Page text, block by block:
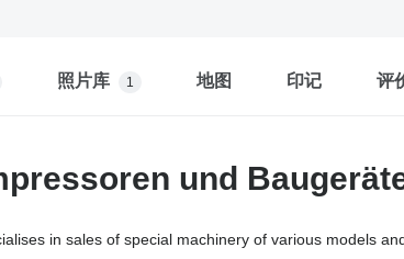
照片库 1 地图 印记 评
und
in sales of special machinery of various models